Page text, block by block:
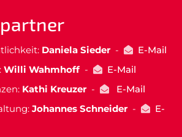
Daniela Sieder-
E-Mail
Willi Wahmhoff-
E-Mail
Kathi Kreuzer-
E-Mail
Johannes Schneider -
E-